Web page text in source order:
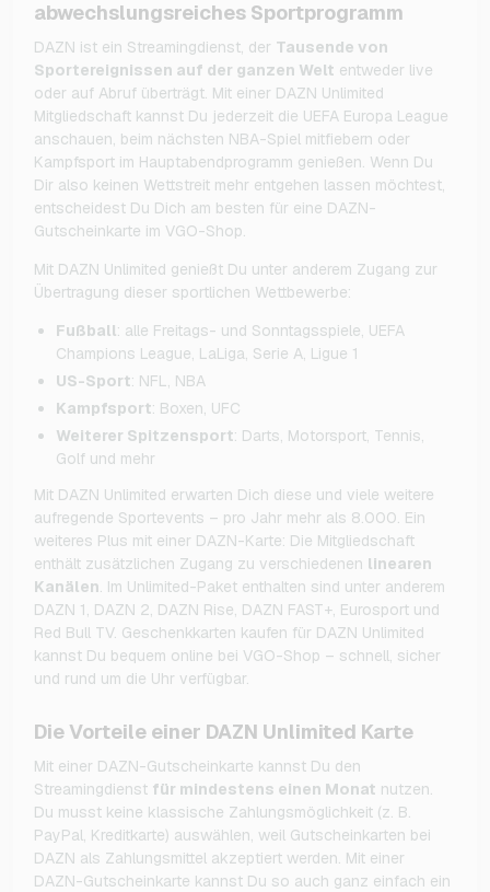
abwechslungsreiches Sportprogramm
DAZN ist ein Streamingdienst, der Tausende von
Sportereignissen auf der ganzen Welt entweder live
oder auf Abruf überträgt. Mit einer DAZN Unlimited
Mitgliedschaft kannst Du jederzeit die UEFA Europa League
anschauen, beim nächsten NBA-Spiel mitfiebern oder
Kampfsport im Hauptabendprogramm genießen. Wenn Du
Dir also keinen Wettstreit mehr entgehen lassen möchtest,
entscheidest Du Dich am besten für eine DAZN-
Gutscheinkarte im VGO-Shop.
Mit DAZN Unlimited genießt Du unter anderem Zugang zur
Übertragung dieser sportlichen Wettbewerbe:
Fußball: alle Freitags- und Sonntagsspiele, UEFA
Champions League, LaLiga, Serie A, Ligue 1
US-Sport: NFL, NBA
Kampfsport: Boxen, UFC
Weiterer Spitzensport: Darts, Motorsport, Tennis,
Golf und mehr
Mit DAZN Unlimited erwarten Dich diese und viele weitere
aufregende Sportevents – pro Jahr mehr als 8.000. Ein
weiteres Plus mit einer DAZN-Karte: Die Mitgliedschaft
enthält zusätzlichen Zugang zu verschiedenen linearen
Kanälen. Im Unlimited-Paket enthalten sind unter anderem
DAZN 1, DAZN 2, DAZN Rise, DAZN FAST+, Eurosport und
Red Bull TV. Geschenkkarten kaufen für DAZN Unlimited
kannst Du bequem online bei VGO-Shop – schnell, sicher
und rund um die Uhr verfügbar.
Die Vorteile einer DAZN Unlimited Karte
Mit einer DAZN-Gutscheinkarte kannst Du den
Streamingdienst für mindestens einen Monat nutzen.
Du musst keine klassische Zahlungsmöglichkeit (z. B.
PayPal, Kreditkarte) auswählen, weil Gutscheinkarten bei
DAZN als Zahlungsmittel akzeptiert werden. Mit einer
DAZN-Gutscheinkarte kannst Du so auch ganz einfach ein